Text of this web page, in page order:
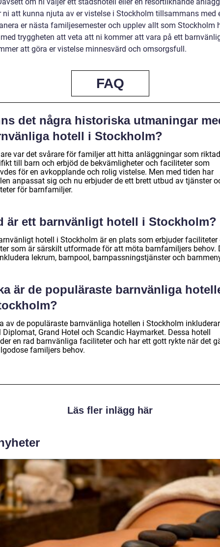
ni att kunna njuta av er vistelse i Stockholm tillsammans med
er nästa familjesemester och upplev allt som Stockholm
tryggheten att veta att ni kommer att vara på ett
att göra er vistelse minnesvärd och omsorgsfull.
FAQ
det några historiska utmaningar
hotell i Stockholm?
var det svårare för familjer att hitta anläggningar som
till barn och erbjöd de bekvämligheter och faciliteter som
för en avkopplande och rolig vistelse. Men med tiden har
anpassat sig och nu erbjuder de ett brett utbud av tjänster
för barnfamiljer.
är ett barnvänligt hotell i Stockholm?
hotell i Stockholm är en plats som erbjuder faciliteter
som är särskilt utformade för att möta barnfamiljers behov.
lekrum, barnpool, barnpassningstjänster och
är de populäraste barnvänliga
av de populäraste barnvänliga hotellen i Stockholm inkluderar
Diplomat, Grand Hotel och Scandic Haymarket. Dessa hotell
en rad barnvänliga faciliteter och har ett gott rykte när det
familjers behov.
Läs fler inlägg här